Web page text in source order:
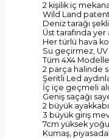
2 kişilik iç
Wild Land
Deniz tarağı
Üst tarafında
Her türlü hava
Su geçirmez, UV
Tüm 4X4
2 parça halinde
Şeritli Led
İç içe geçmeli
Geniş saçağı
2 büyük
3 büyük giriş
7cm yüksek
Kumaş,